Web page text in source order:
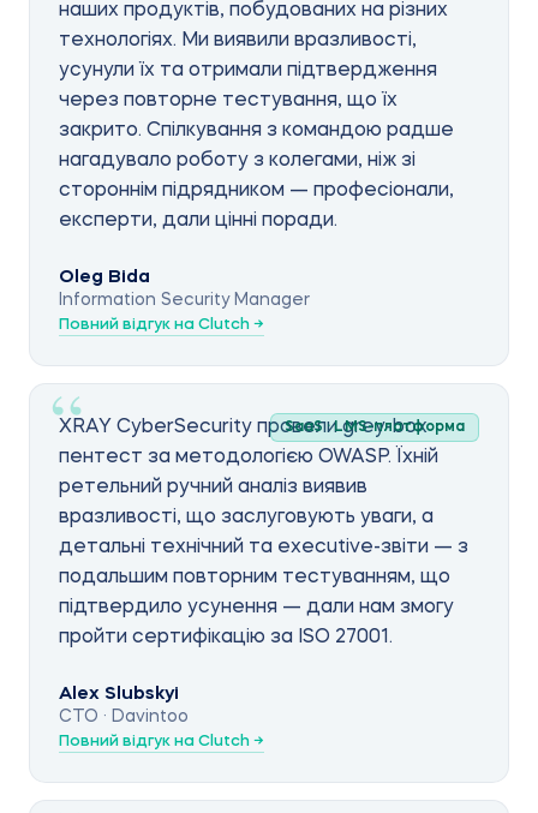
наших продуктів, побудованих на різних
технологіях. Ми виявили вразливості,
усунули їх та отримали підтвердження
через повторне тестування, що їх
закрито. Спілкування з командою радше
нагадувало роботу з колегами, ніж зі
стороннім підрядником — професіонали,
експерти, дали цінні поради.
Oleg Bida
Information Security Manager
Повний відгук на Clutch →
SaaS · LMS-платформа
XRAY CyberSecurity провели grey-box
пентест за методологією OWASP. Їхній
ретельний ручний аналіз виявив
вразливості, що заслуговують уваги, а
детальні технічний та executive-звіти — з
подальшим повторним тестуванням, що
підтвердило усунення — дали нам змогу
пройти сертифікацію за ISO 27001.
Alex Slubskyi
CTO · Davintoo
Повний відгук на Clutch →